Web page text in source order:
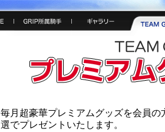
毎月超豪華プレミアムグッズを会員の
選でプレゼントいたします。